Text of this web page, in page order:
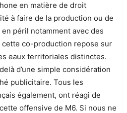
en matière de droit
à faire de la production ou de
péril notamment avec des
co-production repose sur
eaux territoriales distinctes.
d’une simple considération
publicitaire. Tous les
également, ont réagi de
offensive de M6. Si nous ne